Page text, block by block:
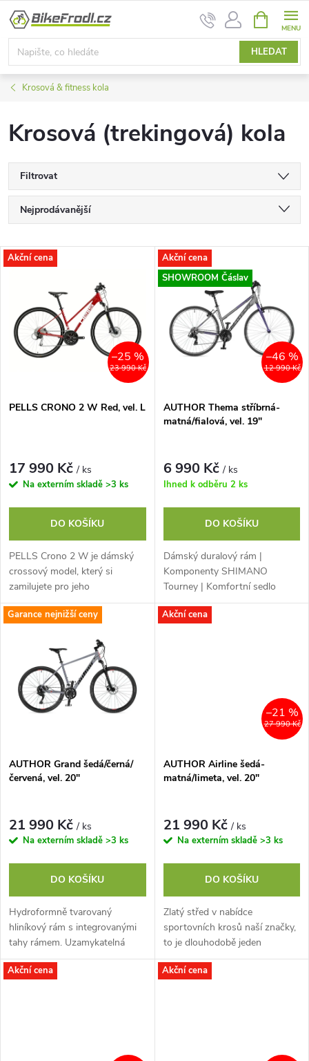
Přejít
obsah
HLEDAT
NÁKUPNÍ
KOŠÍK
Krosová & fitness kola
Krosová (trekingová) kola
Filtrovat
Ř
a
e
n
p
r
o
u
k
t
Nejprodávanější
Nejdražší
Abecedně
V
p
s
r
o
d
u
k
ů
Akční cena
23 990 Kč
–25 %
PELLS CRONO 2 W Red, vel. L
17 990 Kč/ ks
Na externím skladě >3 ks
DO KOŠÍKU
PELLS Crono 2 W je dámský
crossový model, který si
zamilujete pro jeho
univerzálnost. Ve městě oceníte
úchyty pro montáž
Akční cena
SHOWROOM Čáslav
12 990 Kč
–46 %
AUTHOR Thema stříbrná-
matná/fialová, vel. 19"
6 990 Kč/ ks
Ihned k odběru 2 ks
DO KOŠÍKU
Dámský duralový rám |
Komponenty SHIMANO
Tourney | Komfortní sedlo
AUTHOR Noble
Garance nejnižší ceny
AUTHOR Grand šedá/černá/
červená, vel. 20"
21 990 Kč/ ks
Na externím skladě >3 ks
DO KOŠÍKU
Hydroformně tvarovaný
hliníkový rám s integrovanými
tahy rámem. Uzamykatelná
vidlice RST Vita TnL. Kliky s
převodníky, řazení a měniče
Akční cena
27 990 Kč
–21 %
AUTHOR Airline šedá-
matná/limeta, vel. 20"
21 990 Kč/ ks
Na externím skladě >3 ks
DO KOŠÍKU
Zlatý střed v nabídce
sportovních krosů naší značky,
to je dlouhodobě jeden
z nejoblíbenějších modelů -
Author Airline. Klasický
Akční cena Akční cena